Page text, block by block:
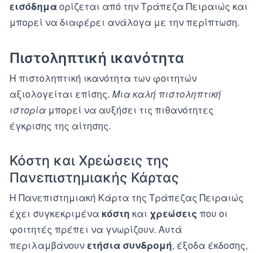
εισόδημαορίζεται από την Τράπεζα Πειραιώς και
μπορεί να διαφέρει ανάλογα με την περίπτωση.
Πιστοληπτική ικανότητα
Η πιστοληπτική ικανότητα των φοιτητών
αξιολογείται επίσης. Μια καλή πιστοληπτική
ιστορία μπορεί να αυξήσει τις πιθανότητες
έγκρισης της αίτησης.
Κόστη και Χρεώσεις της
Πανεπιστημιακής Κάρτας
Η Πανεπιστημιακή Κάρτα της Τράπεζας Πειραιώς
έχει συγκεκριμένα κόστη και χρεώσεις που οι
φοιτητές πρέπει να γνωρίζουν. Αυτά
περιλαμβάνουν ετήσια συνδρομή, έξοδα έκδοσης,